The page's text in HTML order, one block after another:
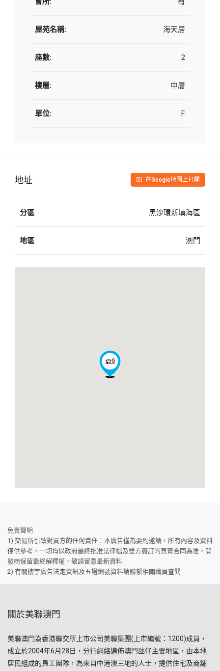
屋苑名稱: 海天居
座數: 2
樓層: 中層
單位: F
地址 在Google地圖上打開
分區 黑沙環新填海區
地區 澳門
免責聲明
1) 交易所引致對買方的任何責任：本廣告僅為要約邀請，所有內容及資料
僅供參考，一切均以政府最終批准法律檔及雙方簽訂的買賣合同為准，開
發商保留最終解釋權，敬請留意最新資料
2) 有關樓宇廣告法定資訊及五證編號資料請聯繫相關職員查閱
關於美聯澳門
美聯澳門為香港聯交所上市公司美聯集團(上市編號：1200)成員，
成立於2004年6月28日，分行網絡遍佈澳門氹仔主要地區，由本地
居民組成的員工團隊，為來自中港澳三地的人士，提供住宅及商舖